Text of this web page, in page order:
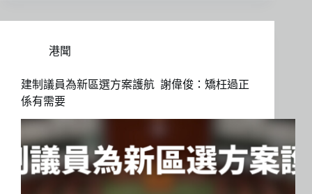
港聞
建制議員為新區選方案護航 謝偉俊：矯枉過正
係有需要